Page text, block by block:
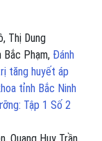
Thị Dung
Bắc Phạm, Đánh
tăng huyết áp
tỉnh Bắc Ninh
Tập 1 Số 2